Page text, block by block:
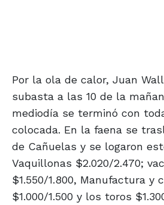
Por la ola de calor, Juan
subasta a las 10 de la
mediodía se terminó con
colocada. En la faena se
de Cañuelas y se logaron
Vaquillonas $2.020/2.470;
$1.550/1.800, Manufactura y
$1.000/1.500 y los toros